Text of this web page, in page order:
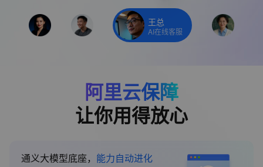
王总
AI在线客服
阿里云保障
让你用得放心
通义大模型底座， 能力自动进化